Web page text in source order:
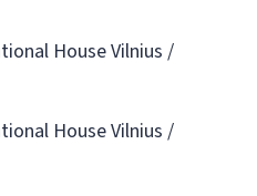
House Vilnius /
House Vilnius /